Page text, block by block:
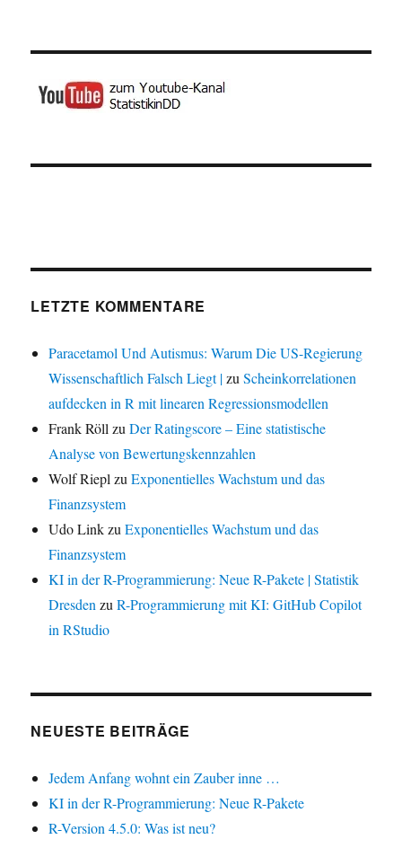
LETZTE KOMMENTARE
Paracetamol Und Autismus: Warum Die US-Regierung
Wissenschaftlich Falsch Liegt |zuScheinkorrelationen
aufdecken in R mit linearen Regressionsmodellen
Frank RöllzuDer Ratingscore – Eine statistische
Analyse von Bewertungskennzahlen
Wolf RieplzuExponentielles Wachstum und das
Finanzsystem
Udo LinkzuExponentielles Wachstum und das
Finanzsystem
KI in der R-Programmierung: Neue R-Pakete | Statistik
DresdenzuR-Programmierung mit KI: GitHub Copilot
in RStudio
NEUESTE BEITRÄGE
Jedem Anfang wohnt ein Zauber inne …
KI in der R-Programmierung: Neue R-Pakete
R-Version 4.5.0: Was ist neu?